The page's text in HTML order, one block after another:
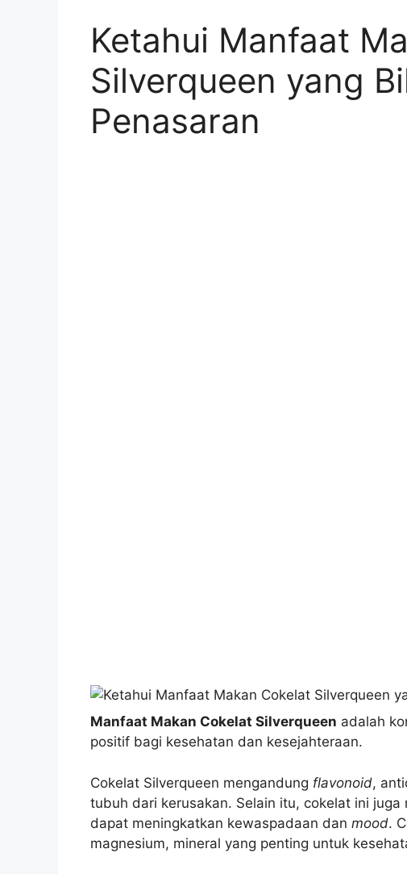
Ketahui Manfaat
Silverqueen yang
Penasaran
Manfaat Makan Cokelat Silverqueen adalah
positif bagi kesehatan dan kesejahteraan.
Cokelat Silverqueen mengandung flavonoid,
tubuh dari kerusakan. Selain itu, cokelat ini
dapat meningkatkan kewaspadaan dan mood.
magnesium, mineral yang penting untuk